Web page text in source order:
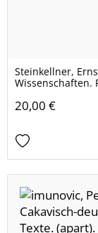
Steinkellner,
Wissenschaften.
20,00 €